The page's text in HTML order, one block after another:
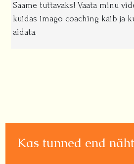
Saame tuttavaks! Vaata minu
kuidas imago coaching käib ja
aidata.
Kas tunned end